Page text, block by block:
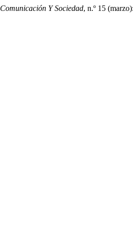
Comunicación Y Sociedad, n.º 15